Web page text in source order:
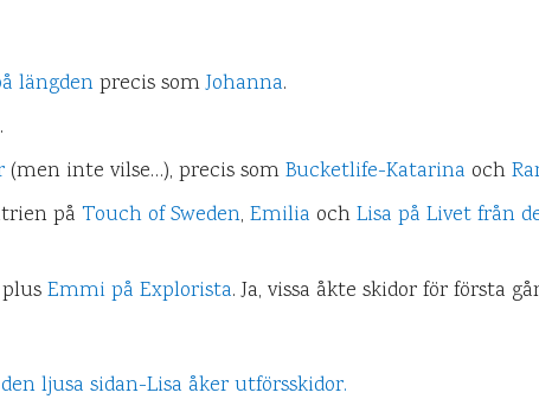
längdenprecis somJohanna.
.
(men inte vilse…), precis somBucketlife-Katarina och
på Touch of Sweden, Emilia ochLisa på Livet från
Emmi på Explorista. Ja, vissa åkte skidor för första